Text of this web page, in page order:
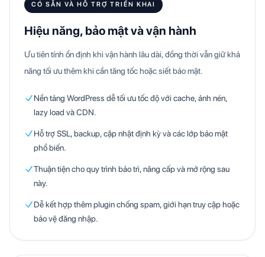
CÓ SẴN VÀ HỖ TRỢ TRIỂN KHAI
Hiệu năng, bảo mật và vận hành
Ưu tiên tính ổn định khi vận hành lâu dài, đồng thời vẫn giữ khả
năng tối ưu thêm khi cần tăng tốc hoặc siết bảo mật.
Nền tảng WordPress dễ tối ưu tốc độ với cache, ảnh nén,
lazy load và CDN.
Hỗ trợ SSL, backup, cập nhật định kỳ và các lớp bảo mật
phổ biến.
Thuận tiện cho quy trình bảo trì, nâng cấp và mở rộng sau
này.
Dễ kết hợp thêm plugin chống spam, giới hạn truy cập hoặc
bảo vệ đăng nhập.